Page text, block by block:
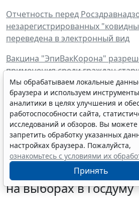
Отчетность перед
незарегистрированных
переведена в электронный вид
Вакцина "ЭпиВакКорона"
применения среди граждан
С 1 апреля работающим
выдавать карантинный
В РФ определили
размещения партий
на выборах в Госдуму
Мы обрабатываем локальные
браузера и используем инструменты
аналитики в целях улучшения и
работоспособности сайта,
исследований и обзоров. Вы можете
запретить обработку указанных
настройках браузера. Пожалуйста,
ознакомьтесь с условиями их
Принять